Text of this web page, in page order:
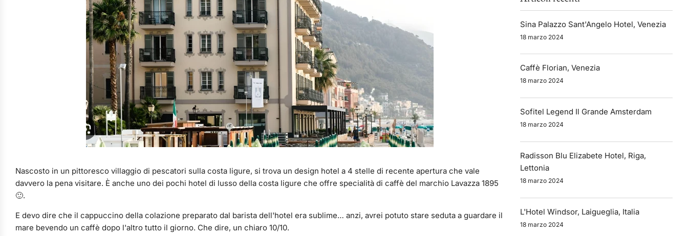
Nascosto in un pittoresco villaggio di pescatori sulla costa ligure, si trova un design hotel a 4 stelle di recente apertura che vale
davvero la pena visitare. È anche uno dei pochi hotel di lusso della costa ligure che offre specialità di caffè del marchio Lavazza 1895
🙂.
E devo dire che il cappuccino della colazione preparato dal barista dell'hotel era sublime… anzi, avrei potuto stare seduta a guardare il
mare bevendo un caffè dopo l'altro tutto il giorno. Che dire, un chiaro 10/10.
Sina Palazzo Sant'Angelo Hotel, Venezia
18 marzo 2024
Caffè Florian, Venezia
18 marzo 2024
Sofitel Legend Il Grande Amsterdam
18 marzo 2024
Radisson Blu Elizabete Hotel, Riga,
Lettonia
18 marzo 2024
L'Hotel Windsor, Laigueglia, Italia
18 marzo 2024